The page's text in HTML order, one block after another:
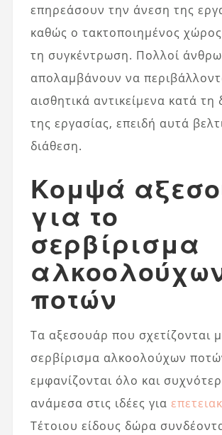
επηρεάσουν την άνεση της
καθώς ο τακτοποιημένος
τη συγκέντρωση. Πολλοί
απολαμβάνουν να
αισθητικά αντικείμενα κατά τη
της εργασίας, επειδή αυτά
διάθεση.
Κομψά
για το
σερβίρισμα
ποτών
Τα αξεσουάρ που σχετίζονται
σερβίρισμα αλκοολούχων
εμφανίζονται όλο και
ανάμεσα στις ιδέες για
Τέτοιου είδους δώρα